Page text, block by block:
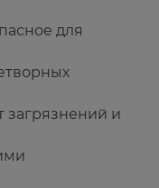
для
загрязнений и